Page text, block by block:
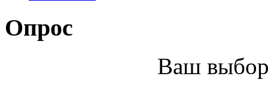
Опрос
Ваш выбор